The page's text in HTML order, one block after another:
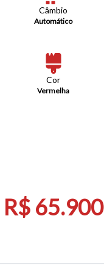
Câmbio
Automático
Cor
Vermelha
R$ 65.900